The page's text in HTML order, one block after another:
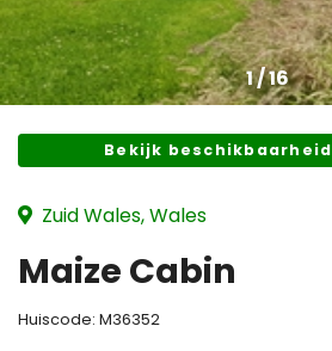
1/16
Bekijk
Zuid Wales, Wales
Maize Cabin
Huiscode: M36352